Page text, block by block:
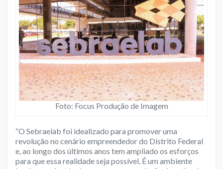
Foto: Focus Produção de Imagem
“O Sebraelab foi idealizado para promover uma
revolução no cenário empreendedor do Distrito Federal
e, ao longo dos últimos anos tem ampliado os esforços
para que essa realidade seja possível. É um ambiente